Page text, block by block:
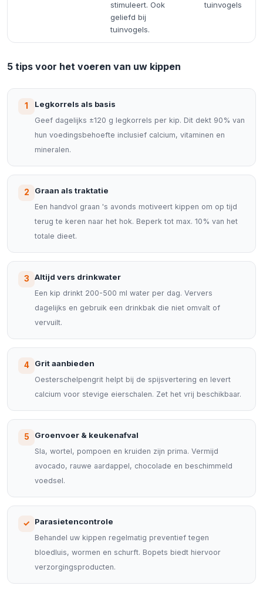
stimuleert. Ook
geliefd bij
tuinvogels.
tuinvogels
5 tips voor het voeren van uw kippen
1 Legkorrels als basis
Geef dagelijks ±120 g legkorrels per kip. Dit dekt 90% van
hun voedingsbehoefte inclusief calcium, vitaminen en
mineralen.
2 Graan als traktatie
Een handvol graan 's avonds motiveert kippen om op tijd
terug te keren naar het hok. Beperk tot max. 10% van het
totale dieet.
3 Altijd vers drinkwater
Een kip drinkt 200-500 ml water per dag. Ververs
dagelijks en gebruik een drinkbak die niet omvalt of
vervuilt.
4 Grit aanbieden
Oesterschelpengrit helpt bij de spijsvertering en levert
calcium voor stevige eierschalen. Zet het vrij beschikbaar.
5 Groenvoer & keukenafval
Sla, wortel, pompoen en kruiden zijn prima. Vermijd
avocado, rauwe aardappel, chocolade en beschimmeld
voedsel.
✓ Parasietencontrole
Behandel uw kippen regelmatig preventief tegen
bloedluis, wormen en schurft. Bopets biedt hiervoor
verzorgingsproducten.